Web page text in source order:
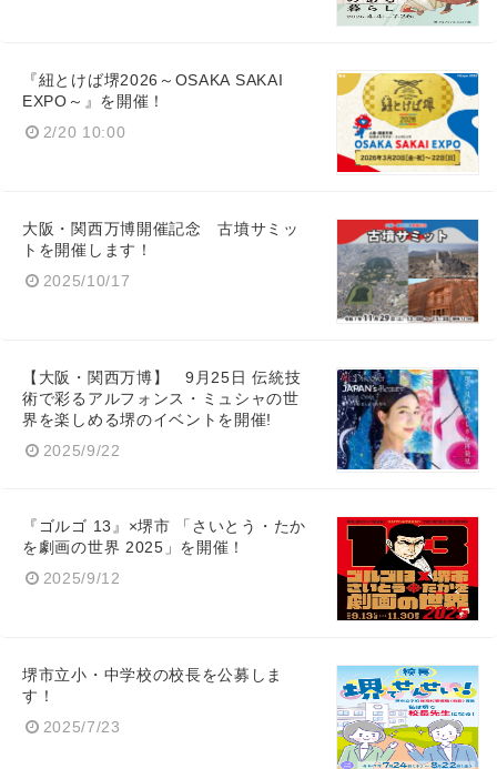
『紐とけば堺2026～OSAKA SAKAI
EXPO～』を開催！
2/20 10:00
大阪・関西万博開催記念 古墳サミッ
トを開催します！
2025/10/17
【大阪・関西万博】 9月25日 伝統技
術で彩るアルフォンス・ミュシャの世
界を楽しめる堺のイベントを開催!
2025/9/22
『ゴルゴ 13』×堺市 「さいとう・たか
を劇画の世界 2025」を開催！
2025/9/12
堺市立小・中学校の校長を公募しま
す！
2025/7/23